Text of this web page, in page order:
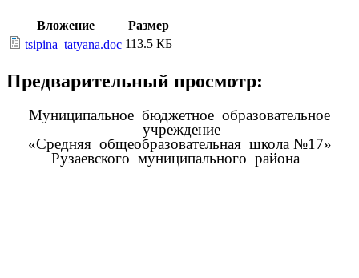
Вложение
Размер
tsipina_tatyana.doc 113.5 КБ
Предварительный просмотр:
Муниципальное бюджетное образовательное
учреждение
«Средняя общеобразовательная школа №17»
Рузаевского муниципального района